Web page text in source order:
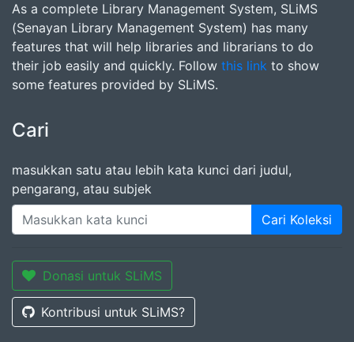
As a complete Library Management System, SLiMS
(Senayan Library Management System) has many
features that will help libraries and librarians to do
their job easily and quickly. Follow this link to show
some features provided by SLiMS.
Cari
masukkan satu atau lebih kata kunci dari judul,
pengarang, atau subjek
Cari Koleksi
Donasi untuk SLiMS
Kontribusi untuk SLiMS?